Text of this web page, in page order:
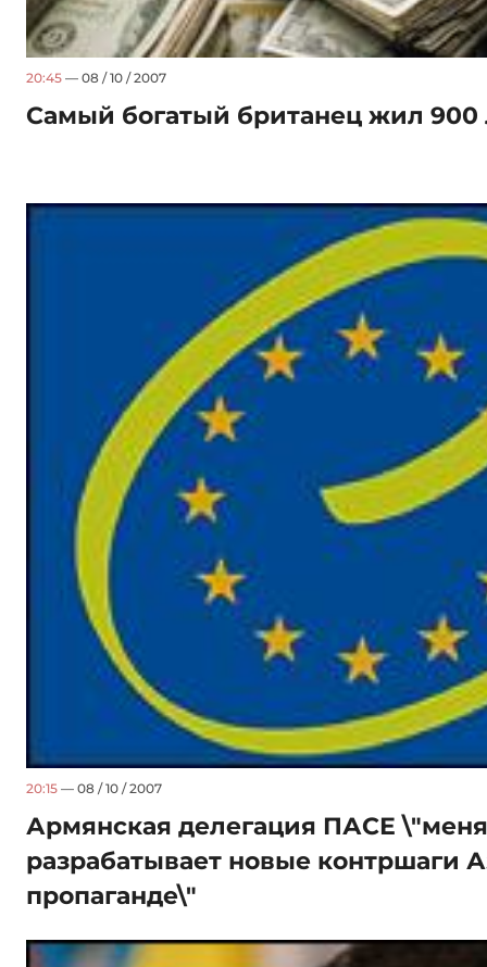
20:45 — 08 / 10 / 2007
Самый богатый британец жил 900
20:15 — 08 / 10 / 2007
Армянская делегация ПАСЕ
разрабатывает новые контршаги
пропаганде\"